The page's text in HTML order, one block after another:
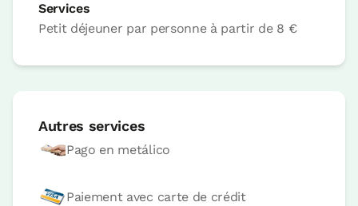
Salle de bain: Salle de bains avec douche
Services
Petit déjeuner par personne à partir de 8 €
Autres services
Pago en metálico
Paiement avec carte de crédit